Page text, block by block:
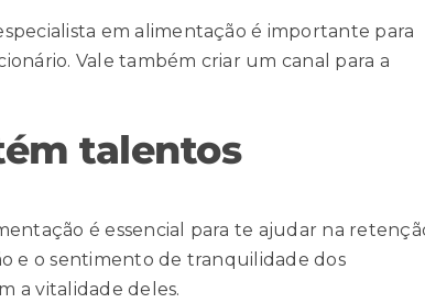
em alimentação é importante para
Vale também criar um canal para a
talentos
é essencial para te ajudar na
e o sentimento de tranquilidade dos
a vitalidade deles.